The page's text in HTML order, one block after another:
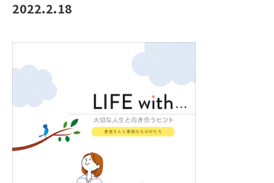
2022.2.18